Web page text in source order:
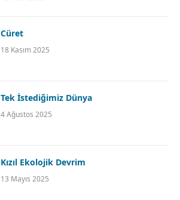
Cüret
18 Kasım 2025
Tek İstediğimiz Dünya
4 Ağustos 2025
Kızıl Ekolojik Devrim
13 Mayıs 2025